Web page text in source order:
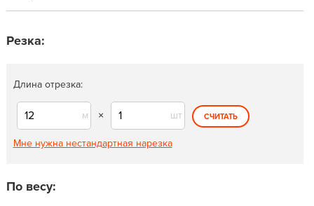
Резка:
Длина отрезка:
м × шт СЧИТАТЬ
Мне нужна нестандартная нарезка
По весу: